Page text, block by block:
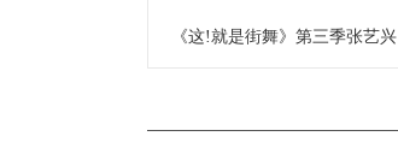
《这!就是街舞》第三季张艺兴